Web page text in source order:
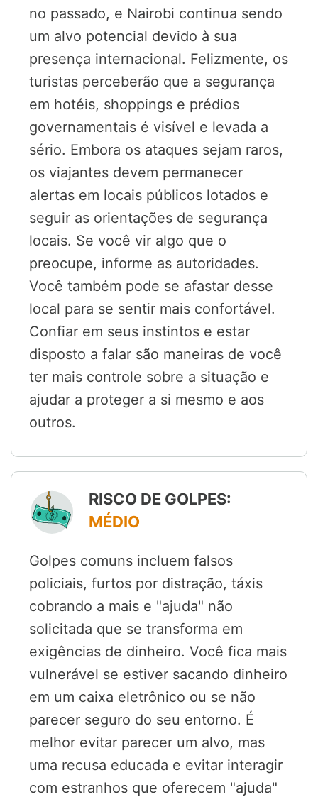
no passado, e Nairobi continua sendo
um alvo potencial devido à sua
presença internacional. Felizmente, os
turistas perceberão que a segurança
em hotéis, shoppings e prédios
governamentais é visível e levada a
sério. Embora os ataques sejam raros,
os viajantes devem permanecer
alertas em locais públicos lotados e
seguir as orientações de segurança
locais. Se você vir algo que o
preocupe, informe as autoridades.
Você também pode se afastar desse
local para se sentir mais confortável.
Confiar em seus instintos e estar
disposto a falar são maneiras de você
ter mais controle sobre a situação e
ajudar a proteger a si mesmo e aos
outros.
RISCO DE GOLPES:
MÉDIO
Golpes comuns incluem falsos
policiais, furtos por distração, táxis
cobrando a mais e "ajuda" não
solicitada que se transforma em
exigências de dinheiro. Você fica mais
vulnerável se estiver sacando dinheiro
em um caixa eletrônico ou se não
parecer seguro do seu entorno. É
melhor evitar parecer um alvo, mas
uma recusa educada e evitar interagir
com estranhos que oferecem "ajuda"